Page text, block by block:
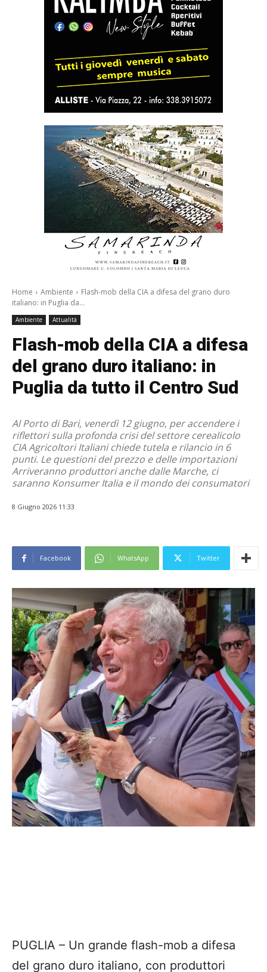
Home Ambiente
Flash-mob della CIA a difesa del grano duro
italiano: in Puglia da...
Ambiente Attualità
Flash-mob della CIA a difesa
del grano duro italiano: in
Puglia da tutto il Centro Sud
Al Porto di Bari, venerdì 12 giugno, per accendere i
riflettori sulla profonda crisi del settore cerealicolo
CIA Agricoltori Italiani chiede tutela e rilancio in 6
punti. Le questioni del prezzo e delle importazioni
Arriveranno produttori anche dalle Marche, ci
saranno Konsumer Italia e il mondo dei consumatori
8 Giugno 2026 11:33
Facebook WhatsApp Twitter
PUGLIA – Un grande flash-mob a difesa
del grano duro italiano, con produttori